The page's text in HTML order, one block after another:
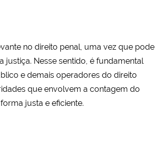
no direito penal, uma vez que pode
Nesse sentido, é fundamental
e demais operadores do direito
que envolvem a contagem do
justa e eficiente.